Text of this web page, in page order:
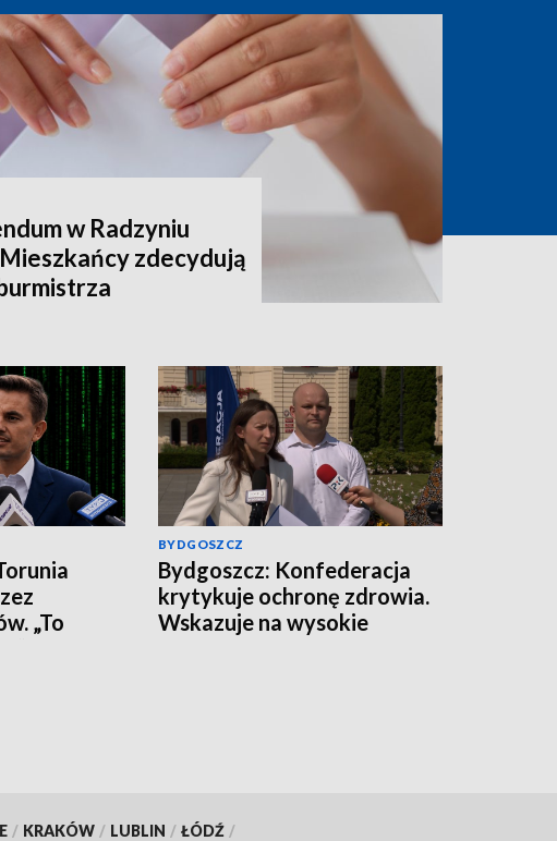
w Radzyniu
Mieszkańcy zdecydują
„To
BYDGOSZCZ
Bydgoszcz: Konfederacja
krytykuje ochronę zdrowia.
Wskazuje na wysokie
/ KRAKÓW / LUBLIN / ŁÓDŹ /